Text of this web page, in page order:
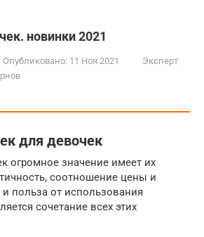
новинки 2021
Опубликовано: 11 Ноя 2021
Эксперт
для девочек
огромное значение имеет их
соотношение цены и
и польза от использования
сочетание всех этих